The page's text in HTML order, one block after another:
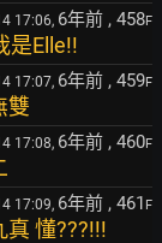
17:06, 6年前 , 458F
是Elle!!
17:07, 6年前 , 459F
雙
17:08, 6年前 , 460F
17:09, 6年前 , 461 F
懂???!!!